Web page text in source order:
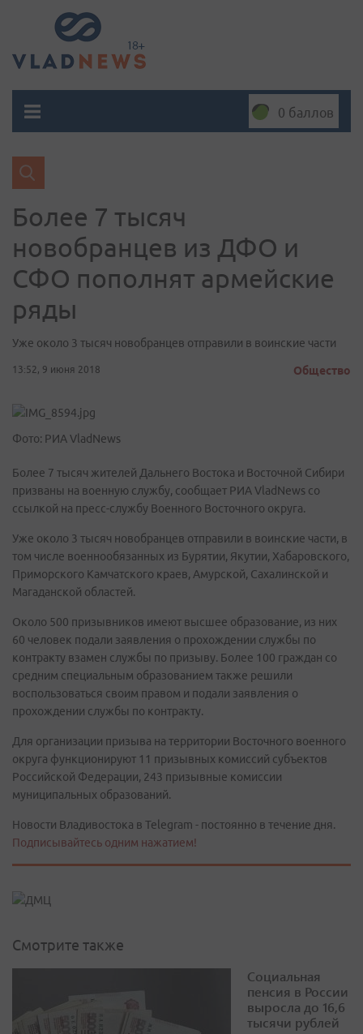
0 баллов
Более 7 тысяч
новобранцев из ДФО и
СФО пополнят армейские
ряды
Уже около 3 тысяч новобранцев отправили в воинские части
13:52, 9 июня 2018 Общество
Фото: РИА VladNews
Более 7 тысяч жителей Дальнего Востока и Восточной Сибири
призваны на военную службу, сообщает РИА VladNews со
ссылкой на пресс-службу Военного Восточного округа.
Уже около 3 тысяч новобранцев отправили в воинские части, в
том числе военнообязанных из Бурятии, Якутии, Хабаровского,
Приморского Камчатского краев, Амурской, Сахалинской и
Магаданской областей.
Около 500 призывников имеют высшее образование, из них
60 человек подали заявления о прохождении службы по
контракту взамен службы по призыву. Более 100 граждан со
средним специальным образованием также решили
воспользоваться своим правом и подали заявления о
прохождении службы по контракту.
Для организации призыва на территории Восточного военного
округа функционируют 11 призывных комиссий субъектов
Российской Федерации, 243 призывные комиссии
муниципальных образований.
Новости Владивостока в Telegram - постоянно в течение дня.
Подписывайтесь одним нажатием!
Смотрите также
Социальная
пенсия в России
выросла до 16,6
тысячи рублей